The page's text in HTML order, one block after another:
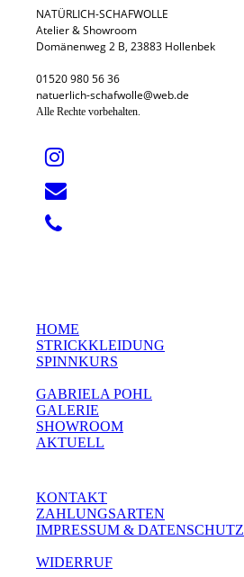
NATÜRLICH-SCHAFWOLLE
Atelier & Showroom
Domänenweg 2 B, 23883 Hollenbek
01520 980 56 36
natuerlich-schafwolle@web.de
Alle Rechte vorbehalten.
HOME
STRICKKLEIDUNG
SPINNKURS
GABRIELA POHL
GALERIE
SHOWROOM
AKTUELL
KONTAKT
ZAHLUNGSARTEN
IMPRESSUM & DATENSCHUTZ
WIDERRUF